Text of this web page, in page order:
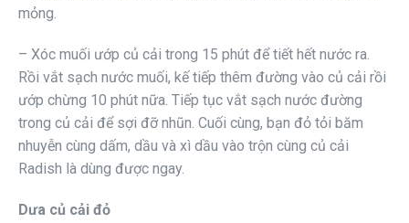
mỏng.
– Xóc muối ướp củ cải trong 15 phút để tiết hết nước ra.
Rồi vắt sạch nước muối, kế tiếp thêm đường vào củ cải rồi
ướp chừng 10 phút nữa. Tiếp tục vắt sạch nước đường
trong củ cải để sợi đỡ nhũn. Cuối cùng, bạn đỏ tỏi băm
nhuyễn cùng dấm, dầu và xì dầu vào trộn cùng củ cải
Radish là dùng được ngay.
Dưa củ cải đỏ